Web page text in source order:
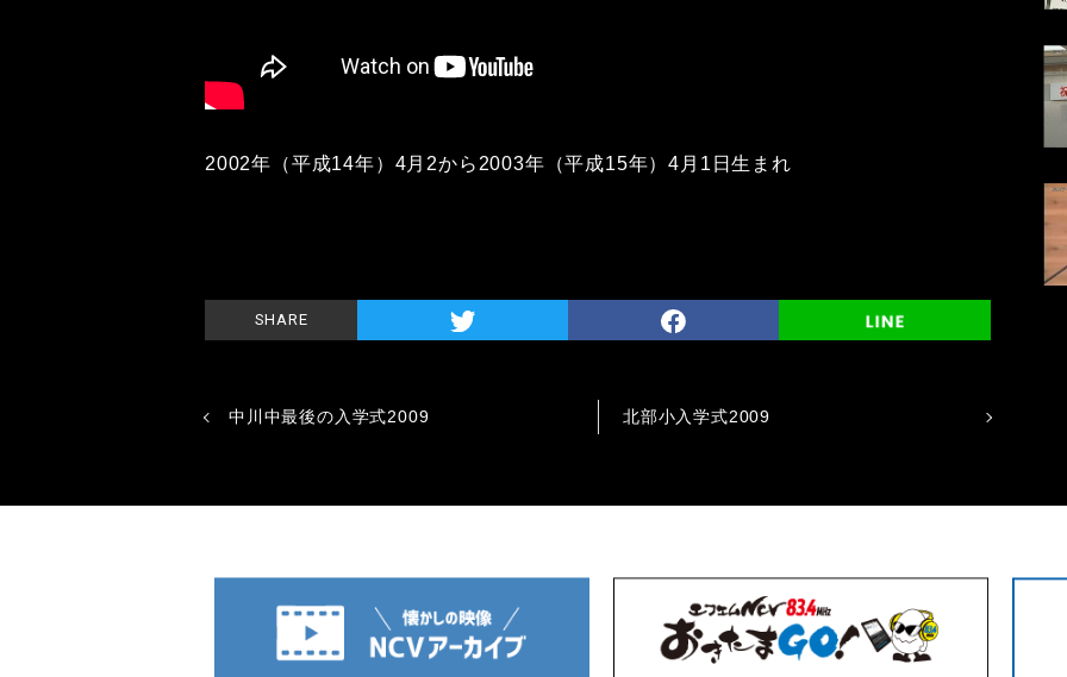
2002年（平成14年）4月2から2003年（平成15年）4月1日生まれ
SHARE
中川中最後の入学式2009 北部小入学式2009